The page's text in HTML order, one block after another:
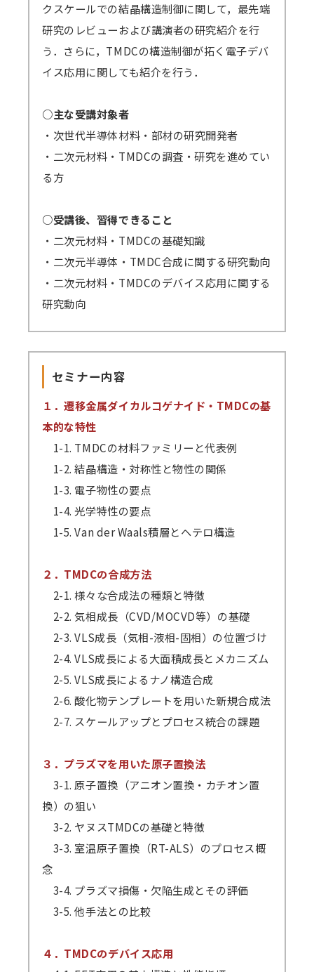
Zoomアプリのインストール、Zoomへの
サインアップをせずブラウザからの参加も可能
です。
→一部のブラウザは音声が聞こえないなどの不
具合が起きる可能性があります。
対応ブラウザ
をご確認の上、必ず事前のテ
ストミーティング
インストールが必須となります）
クスケールでの結晶構造制御に関して，最先端
研究のレビューおよび講演者の研究紹介を行
う．さらに，TMDCの構造制御が拓く電子デバ
イス応用に関しても紹介を行う．
○主な受講対象者
・次世代半導体材料・部材の研究開発者
・二次元材料・TMDCの調査・研究を進めてい
る方
○受講後、習得できること
・二次元材料・TMDCの基礎知識
・二次元半導体・TMDC合成に関する研究動向
・二次元材料・TMDCのデバイス応用に関する
研究動向
セミナー内容
１．遷移金属ダイカルコゲナイド・TMDCの基
本的な特性
1-1. TMDCの材料ファミリーと代表例
1-2. 結晶構造・対称性と物性の関係
1-3. 電子物性の要点
1-4. 光学特性の要点
1-5. Van der Waals積層とヘテロ構造
２．TMDCの合成方法
2-1. 様々な合成法の種類と特徴
2-2. 気相成長（CVD/MOCVD等）の基礎
2-3. VLS成長（気相-液相-固相）の位置づけ
2-4. VLS成長による大面積成長とメカニズム
2-5. VLS成長によるナノ構造合成
2-6. 酸化物テンプレートを用いた新規合成法
2-7. スケールアップとプロセス統合の課題
３．プラズマを用いた原子置換法
3-1. 原子置換（アニオン置換・カチオン置
換）の狙い
3-2. ヤヌスTMDCの基礎と特徴
3-3. 室温原子置換（RT-ALS）のプロセス概
念
3-4. プラズマ損傷・欠陥生成とその評価
3-5. 他手法との比較
４．TMDCのデバイス応用